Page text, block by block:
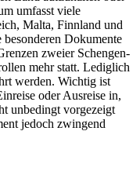
umfasst viele
Malta, Finnland und
Dokumente
zweier Schengen-
mehr statt. Lediglich
werden. Wichtig ist
oder Ausreise in,
unbedingt vorgezeigt
jedoch zwingend